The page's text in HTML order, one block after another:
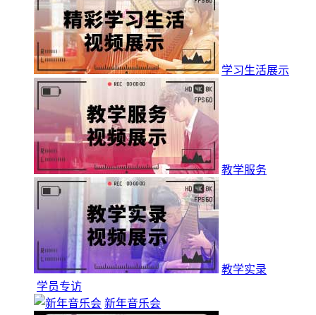
学习生活展示
教学服务
教学实录
学员专访
新年音乐会